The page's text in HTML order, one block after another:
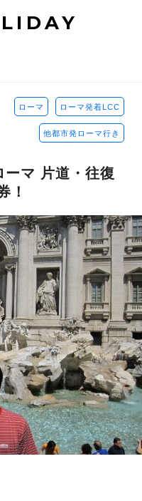
ローマ ローマ発着LCC
他都市発ローマ行き
ーマ 片道・往復
！